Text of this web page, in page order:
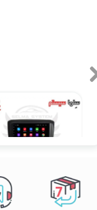
۱۷,۸۹۰,۰۰۰ تومان